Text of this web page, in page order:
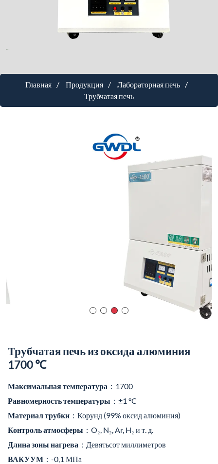
Главная Продукция
Лабораторная печь
Трубчатая печь
Трубчатая печь из оксида алюминия
1700 ℃
Максимальная температура ：1700
Равномерность температуры ：±1 °C
Материал трубки ：Корунд (99% оксид алюминия)
Контроль атмосферы ：O₂, N₂, Ar, H₂ и т. д.
Длина зоны нагрева ：Девятьсот миллиметров
ВАКУУМ ：-0,1 МПа